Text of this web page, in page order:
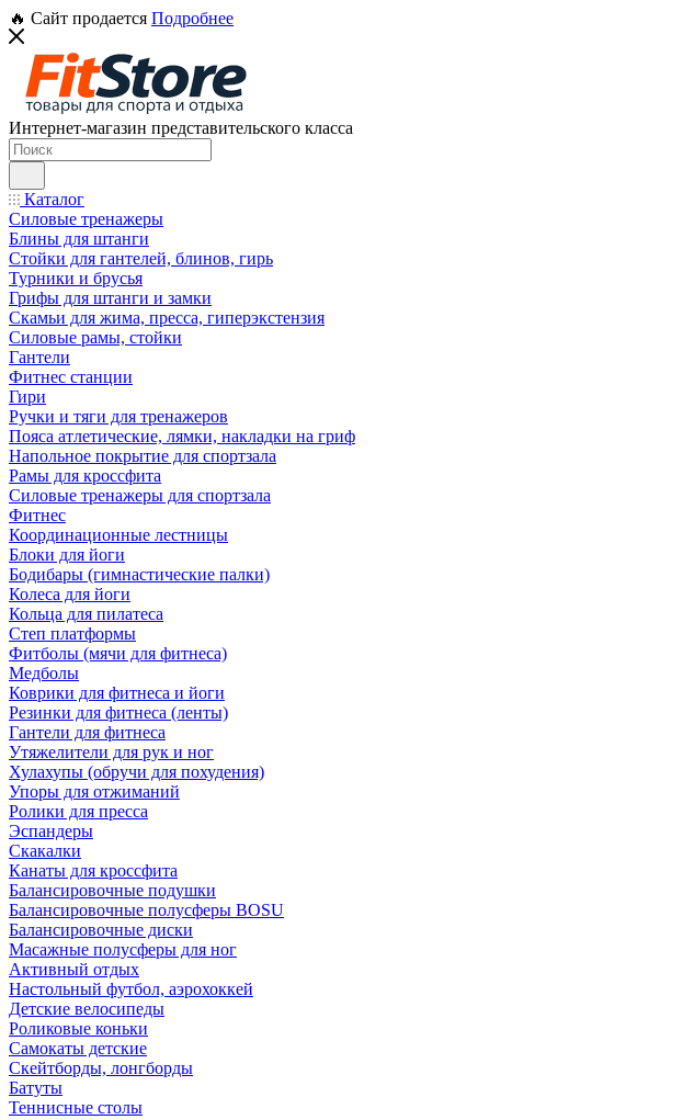
🔥 Сайт продается Подробнее
Интернет-магазин представительского класса
Каталог
Силовые тренажеры
Блины для штанги
Стойки для гантелей, блинов, гирь
Турники и брусья
Грифы для штанги и замки
Скамьи для жима, пресса, гиперэкстензия
Силовые рамы, стойки
Гантели
Фитнес станции
Гири
Ручки и тяги для тренажеров
Пояса атлетические, лямки, накладки на гриф
Напольное покрытие для спортзала
Рамы для кроссфита
Силовые тренажеры для спортзала
Фитнес
Координационные лестницы
Блоки для йоги
Бодибары (гимнастические палки)
Колеса для йоги
Кольца для пилатеса
Степ платформы
Фитболы (мячи для фитнеса)
Медболы
Коврики для фитнеса и йоги
Резинки для фитнеса (ленты)
Гантели для фитнеса
Утяжелители для рук и ног
Хулахупы (обручи для похудения)
Упоры для отжиманий
Ролики для пресса
Эспандеры
Скакалки
Канаты для кроссфита
Балансировочные подушки
Балансировочные полусферы BOSU
Балансировочные диски
Масажные полусферы для ног
Активный отдых
Настольный футбол, аэрохоккей
Детские велосипеды
Роликовые коньки
Самокаты детские
Скейтборды, лонгборды
Батуты
Теннисные столы